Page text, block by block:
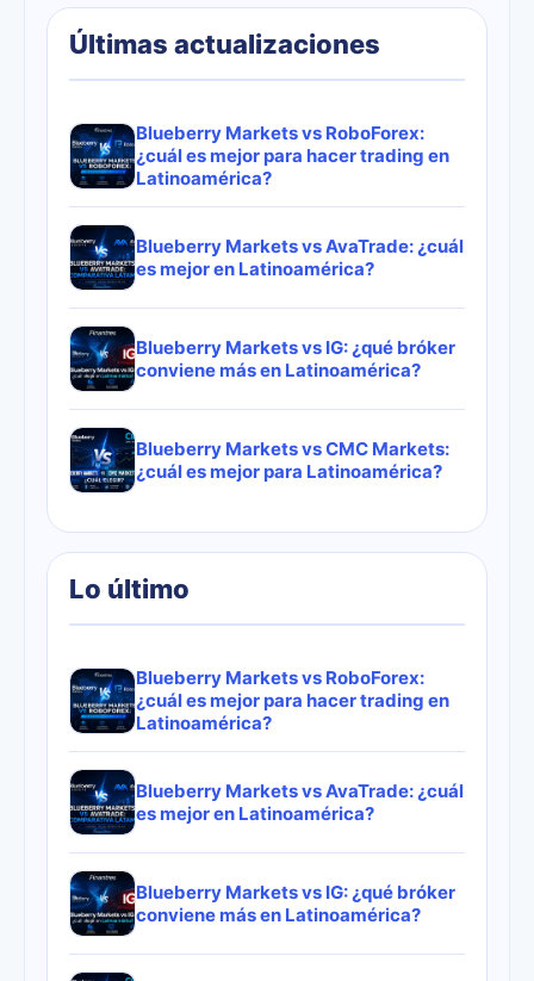
Últimas actualizaciones
Blueberry Markets vs RoboForex:
¿cuál es mejor para hacer trading en
Latinoamérica?
Blueberry Markets vs AvaTrade: ¿cuál
es mejor en Latinoamérica?
Blueberry Markets vs IG: ¿qué bróker
conviene más en Latinoamérica?
Blueberry Markets vs CMC Markets:
¿cuál es mejor para Latinoamérica?
Lo último
Blueberry Markets vs RoboForex:
¿cuál es mejor para hacer trading en
Latinoamérica?
Blueberry Markets vs AvaTrade: ¿cuál
es mejor en Latinoamérica?
Blueberry Markets vs IG: ¿qué bróker
conviene más en Latinoamérica?